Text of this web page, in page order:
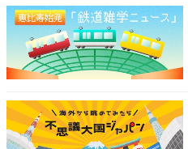
ング！ 2位「七
査】